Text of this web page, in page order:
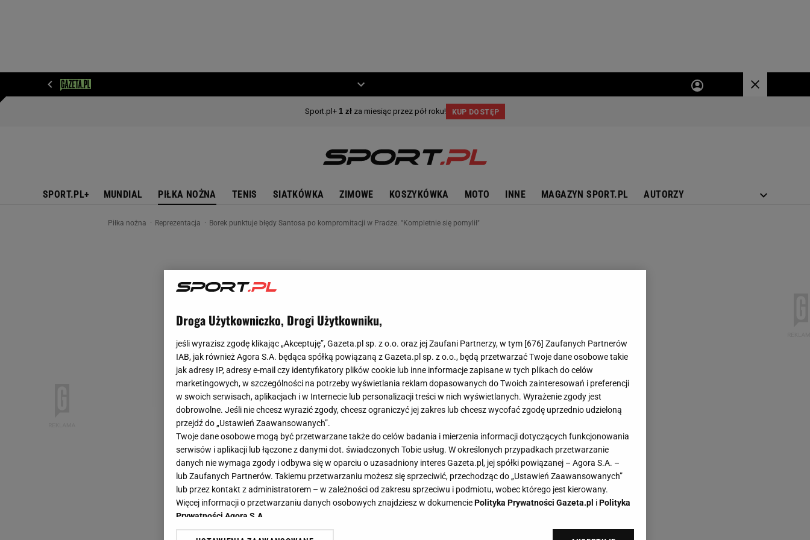
SPORT.PL+ MUNDIAL PIŁKA NOŻNA TENIS SIATKÓWKA ZIMOWE KOSZYKÓWKA MOTO INNE MAGAZYN SPORT.PL AUTORZY
Piłka nożna Reprezentacja Borek punktuje błędy Santosa po kompromitacji w Pradze. "Kompletnie się pomylił"
Droga Użytkowniczko, Drogi Użytkowniku,
jeśli wyrazisz zgodę klikając „Akceptuję”, Gazeta.pl sp. z o.o. oraz jej Zaufani Partnerzy, w tym [676] Zaufanych Partnerów
IAB, jak również Agora S.A. będąca spółką powiązaną z Gazeta.pl sp. z o.o., będą przetwarzać Twoje dane osobowe takie
jak adresy IP, adresy e-mail czy identyfikatory plików cookie lub inne informacje zapisane w tych plikach do celów
marketingowych, w szczególności na potrzeby wyświetlania reklam dopasowanych do Twoich zainteresowań i preferencji
w swoich serwisach, aplikacjach i w Internecie lub personalizacji treści w nich wyświetlanych. Wyrażenie zgody jest
dobrowolne. Jeśli nie chcesz wyrazić zgody, chcesz ograniczyć jej zakres lub chcesz wycofać zgodę uprzednio udzieloną
przejdź do „Ustawień Zaawansowanych”.
Twoje dane osobowe mogą być przetwarzane także do celów badania i mierzenia informacji dotyczących funkcjonowania
serwisów i aplikacji lub łączone z danymi dot. świadczonych Tobie usług. W określonych przypadkach przetwarzanie
danych nie wymaga zgody i odbywa się w oparciu o uzasadniony interes Gazeta.pl, jej spółki powiązanej – Agora S.A. –
lub Zaufanych Partnerów. Takiemu przetwarzaniu możesz się sprzeciwić, przechodząc do „Ustawień Zaawansowanych”
lub przez kontakt z administratorem – w zależności od zakresu sprzeciwu i podmiotu, wobec którego jest kierowany.
Więcej informacji o przetwarzaniu danych osobowych znajdziesz w dokumenciePolityka Prywatności Gazeta.pl iPolityka
Prywatności Agora S.A.